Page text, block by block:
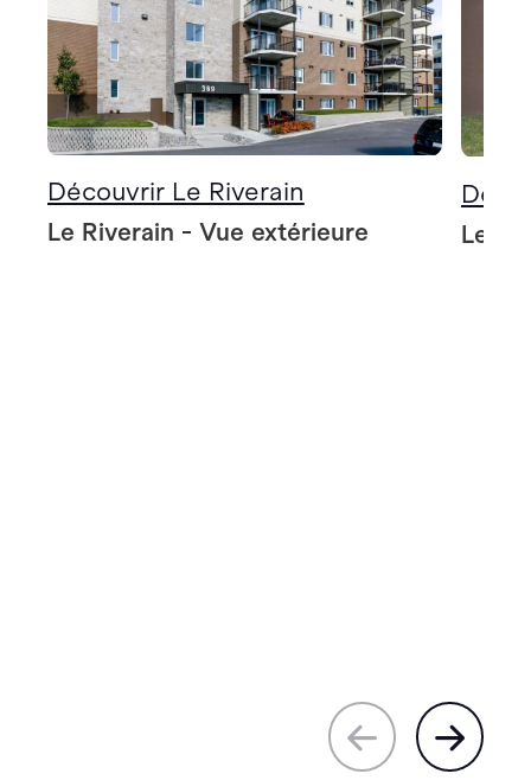
Découvrir Le Riverain
Le Riverain - Vue extérieure Le